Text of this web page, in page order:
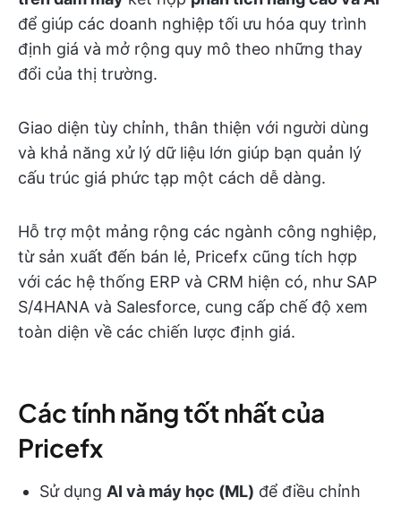
để giúp các doanh nghiệp tối ưu hóa quy trình
định giá và mở rộng quy mô theo những thay
đổi của thị trường.
Giao diện tùy chỉnh, thân thiện với người dùng
và khả năng xử lý dữ liệu lớn giúp bạn quản lý
cấu trúc giá phức tạp một cách dễ dàng.
Hỗ trợ một mảng rộng các ngành công nghiệp,
từ sản xuất đến bán lẻ, Pricefx cũng tích hợp
với các hệ thống ERP và CRM hiện có, như SAP
S/4HANA và Salesforce, cung cấp chế độ xem
toàn diện về các chiến lược định giá.
Các tính năng tốt nhất của
Pricefx
Sử dụng AI và máy học (ML) để điều chỉnh